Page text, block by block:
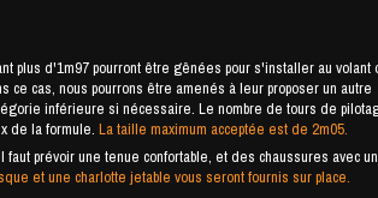
plus d'1m97 pourront être gênées pour s'installer au volant
ce cas, nous pourrons être amenés à leur proposer un autre
inférieure si nécessaire. Le nombre de tours de
de la formule.La taille maximum acceptée est de 2m05.
prévoir une tenue confortable, et des chaussures avec
et une charlotte jetable vous seront fournis sur place.